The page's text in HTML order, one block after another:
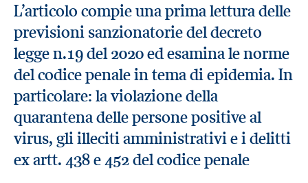
L’articolo compie una prima lettura delle
previsioni sanzionatorie del decreto
legge n.19 del 2020 ed esamina le norme
del codice penale in tema di epidemia. In
particolare: la violazione della
quarantena delle persone positive al
virus, gli illeciti amministrativi e i delitti
ex artt. 438 e 452 del codice penale